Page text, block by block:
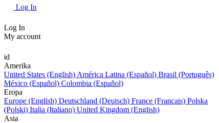
Log In
Log In
My account
id
Amerika
United States (English) América Latina (Español) Brasil (Português)
México (Español) Colombia (Español)
Eropa
Europe (English) Deutschland (Deutsch) France (Français) Polska
(Polski) Italia (Italiano) United Kingdom (English)
Asia